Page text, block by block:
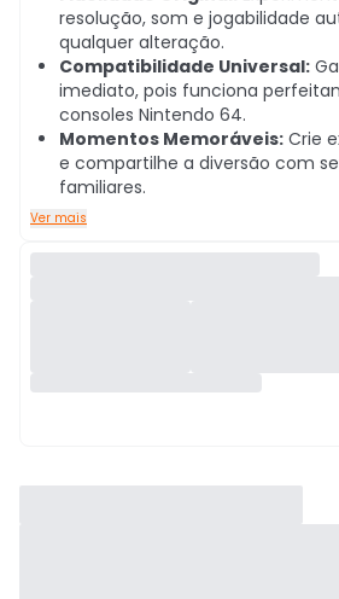
resolução, som e jogabilidade
qualquer alteração.
Compatibilidade Universal:
imediato, pois funciona
consoles Nintendo 64.
Momentos Memoráveis: Crie
e compartilhe a diversão com
familiares.
Ver mais